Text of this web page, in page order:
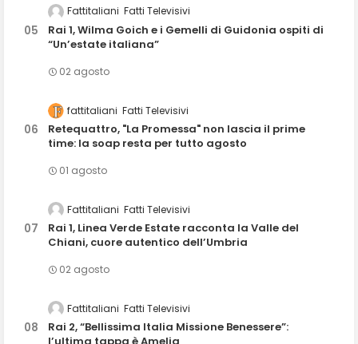
Fattitaliani Fatti Televisivi
Rai 1, Wilma Goich e i Gemelli di Guidonia ospiti di
“Un’estate italiana”
02 agosto
fattitaliani Fatti Televisivi
Retequattro, "La Promessa" non lascia il prime
time: la soap resta per tutto agosto
01 agosto
Fattitaliani Fatti Televisivi
Rai 1, Linea Verde Estate racconta la Valle del
Chiani, cuore autentico dell’Umbria
02 agosto
Fattitaliani Fatti Televisivi
Rai 2, “Bellissima Italia Missione Benessere”: